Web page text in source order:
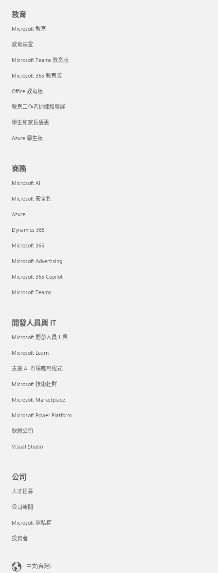
教育
Microsoft 教育
教育裝置
Microsoft Teams 教育版
Microsoft 365 教育版
Office 教育版
教育工作者訓練和發展
學生和家長優惠
Azure 學生版
商務
Microsoft AI
Microsoft 安全性
Azure
Dynamics 365
Microsoft 365
Microsoft Advertising
Microsoft 365 Copilot
Microsoft Teams
開發人員與 IT
Microsoft 開發人員工具
Microsoft Learn
支援 AI 市場應用程式
Microsoft 技術社群
Microsoft Marketplace
Microsoft Power Platform
軟體公司
Visual Studio
公司
人才招募
公司新聞
Microsoft 隱私權
投資者
中文(台灣)